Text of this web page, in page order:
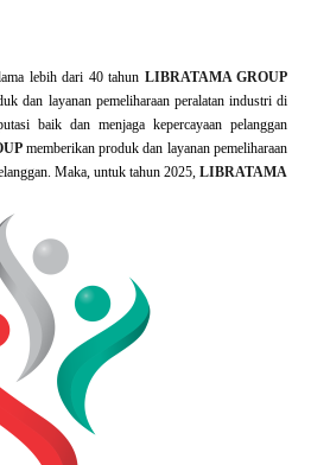
lebih dari 40 tahun LIBRATAMA GROUP
dan layanan pemeliharaan peralatan industri di
baik dan menjaga kepercayaan pelanggan
memberikan produk dan layanan pemeliharaan
Maka, untuk tahun 2025, LIBRATAMA